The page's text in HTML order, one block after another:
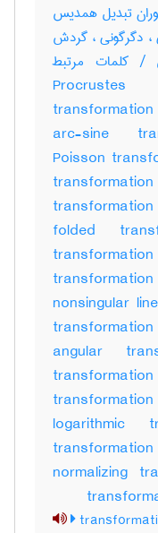
تبدیل همدیس
، دگرگونی ، گردش
/ کلمات مرتبط
Procrustes
arc-sine
Poisson
folded
nonsingular
angular
logarithmic
normalizing